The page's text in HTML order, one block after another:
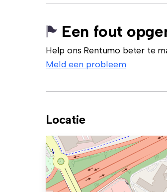
Een fout
Help ons Rentumo beter te
Meld een probleem
Locatie